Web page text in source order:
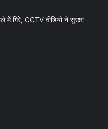
गिरे, CCTV वीडियो ने सुरक्षा